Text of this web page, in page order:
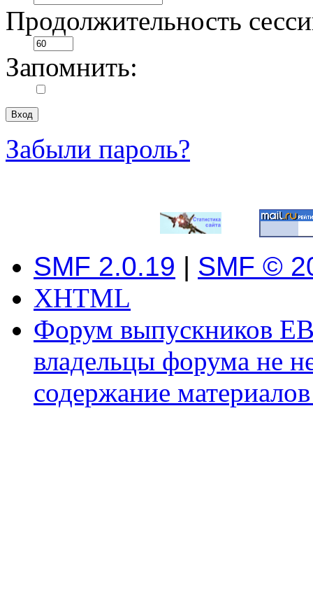
Продолжительность
Запомнить:
Забыли пароль?
SMF 2.0.19 | SMF ©
XHTML
Форум выпускников
владельцы форума не
содержание